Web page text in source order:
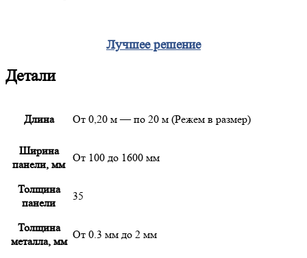
Лучшее решение
Детали
Длина От 0,20 м — по 20 м (Режем в размер)
Ширина
панели, мм
От 100 до 1600 мм
Толщина
панели
35
Толщина
металла, мм
От 0.3 мм до 2 мм